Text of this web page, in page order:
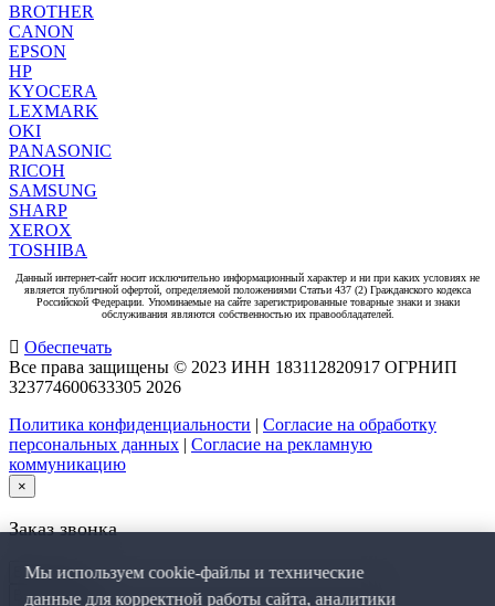
BROTHER
CANON
EPSON
HP
KYOCERA
LEXMARK
OKI
PANASONIC
RICOH
SAMSUNG
SHARP
XEROX
TOSHIBA
Данный интернет-сайт носит исключительно информационный характер и ни при каких условиях не
является публичной офертой, определяемой положениями Статьи 437 (2) Гражданского кодекса
Российской Федерации. Упоминаемые на сайте зарегистрированные товарные знаки и знаки
обслуживания являются собственностью их правообладателей.
Обеспечать
Все права защищены © 2023 ИНН 183112820917 ОГРНИП
323774600633305 2026
Политика конфиденциальности | Согласие на обработку
персональных данных | Согласие на рекламную
коммуникацию
×
Заказ звонка
Мы используем cookie-файлы и технические
данные для корректной работы сайта, аналитики